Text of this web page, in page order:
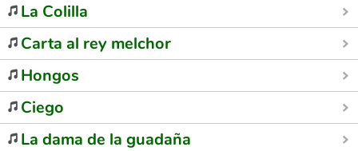
La Colilla
Carta al rey melchor
Hongos
Ciego
La dama de la guadaña